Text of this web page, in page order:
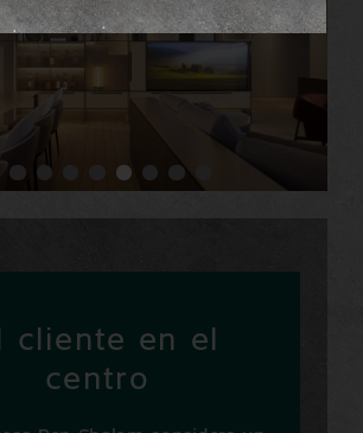
cliente en el
centro